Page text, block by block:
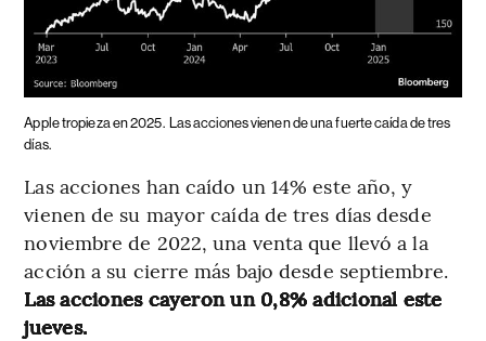
Apple tropieza en 2025. Las acciones vienen de una fuerte caída de tres
días.
Las acciones han caído un 14% este año, y
vienen de su mayor caída de tres días desde
noviembre de 2022, una venta que llevó a la
acción a su cierre más bajo desde septiembre.
Las acciones cayeron un 0,8% adicional este
jueves.